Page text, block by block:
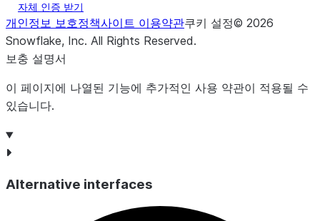
terms_of_service 오퍼와 관련된 서비
additional_information
updated_on
오퍼가 마지막으로
자체 인증 받기
개인정보 보호정책사이트 이용약관쿠키 설정© 2026
Snowflake, Inc. All Rights Reserved.
보충 설명서
이 페이지에 나열된 기능에 추가적인 사용 약관이 적용될 수
있습니다.
Alternative interfaces